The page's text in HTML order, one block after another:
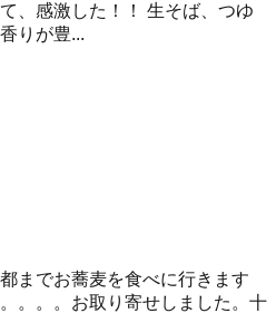
、感激した！！ 生そば、つゆ
りが豊...
までお蕎麦を食べに行きます
。。。お取り寄せしました。十